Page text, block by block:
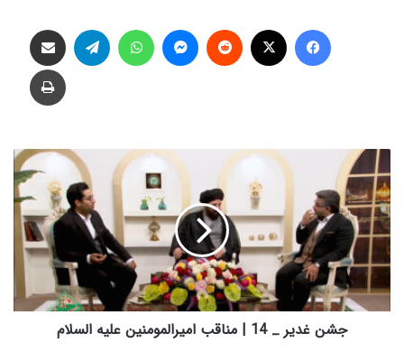
فیس بوک
‫رددیت
ج
ش
ن
غ
د
ی
ر
_
1
جشن غدیر _ 14 | مناقب امیرالمومنین علیه السلام